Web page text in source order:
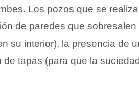
Los pozos que se
de paredes que
su interior), la presencia de
tapas (para que la